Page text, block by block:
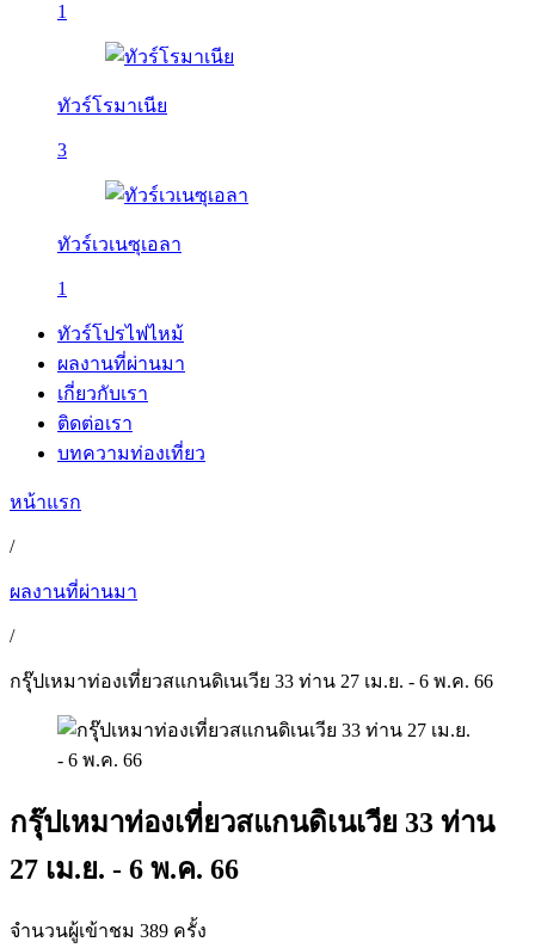
1
ทัวร์โรมาเนีย
3
ทัวร์เวเนซุเอลา
1
ทัวร์โปรไฟไหม้
ผลงานที่ผ่านมา
เกี่ยวกับเรา
ติดต่อเรา
บทความท่องเที่ยว
หน้าแรก
/
ผลงานที่ผ่านมา
/
กรุุ๊ปเหมาท่องเที่ยวสแกนดิเนเวีย 33 ท่าน 27 เม.ย. - 6 พ.ค. 66
กรุุ๊ปเหมาท่องเที่ยวสแกนดิเนเวีย 33 ท่าน
27 เม.ย. - 6 พ.ค. 66
จำนวนผู้เข้าชม 389 ครั้ง